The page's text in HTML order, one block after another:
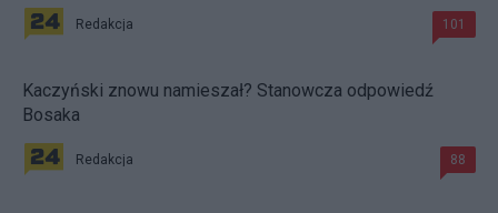
Redakcja 101
Kaczyński znowu namieszał? Stanowcza odpowiedź
Bosaka
Redakcja 88